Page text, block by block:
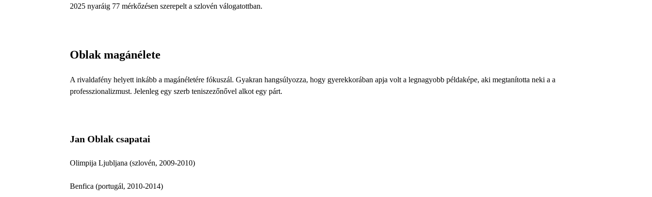
2025 nyaráig 77 mérkőzésen szerepelt a szlovén válogatottban.
Oblak magánélete
A rivaldafény helyett inkább a magánéletére fókuszál. Gyakran hangsúlyozza, hogy gyerekkorában apja volt a legnagyobb példaképe, aki megtanította neki a a
professzionalizmust. Jelenleg egy szerb teniszezőnővel alkot egy párt.
Jan Oblak csapatai
Olimpija Ljubljana (szlovén, 2009-2010)
Benfica (portugál, 2010-2014)